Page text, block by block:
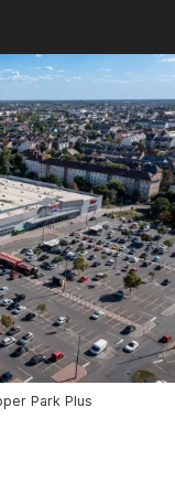
Park Plus